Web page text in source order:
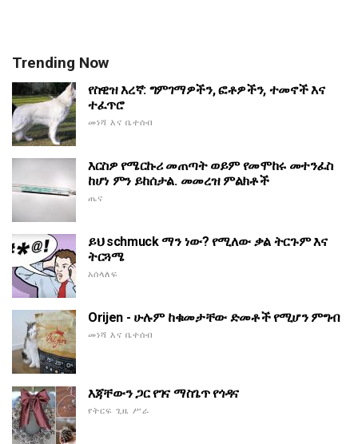
Trending Now
የስዊዝ እረኛ: ግምገማዎችን, ፎቶዎችን, ተመኖች እና
ተፈጥሮ
መነሻ እና ቤተሰብ
እርስዎ የሜርኩሪ መጠጣት ወይም የመሞከሩ መተንፈስ
ከሆነ ምን ይከሰታል. መመረዝ ምልክቶች
ጤና
ይህ schmuck ማን ነው? የሚለው ቃል ትርጉም እና
ትርጓሜ
አሰላለፍ
Orijen - ሁሉም ከቁመታቸው ድመቶች የሚሆን ምግብ
መነሻ እና ቤተሰብ
እጃቸውን ጋር የገና ማስጌጥ የጎዳና
የትርፍ ጊዜ ሥራ